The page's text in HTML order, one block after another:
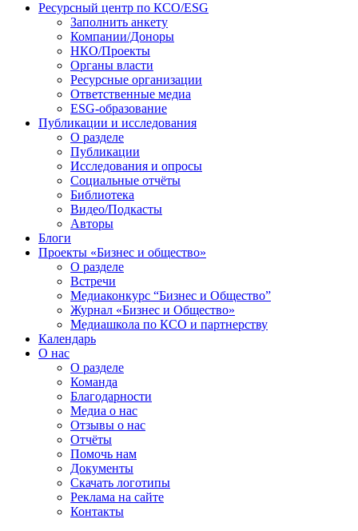
Ресурсный центр по КСО/ESG
Заполнить анкету
Компании/Доноры
НКО/Проекты
Органы власти
Ресурсные организации
Ответственные медиа
ESG-образование
Публикации и исследования
О разделе
Публикации
Исследования и опросы
Социальные отчёты
Библиотека
Видео/Подкасты
Авторы
Блоги
Проекты «Бизнес и общество»
О разделе
Встречи
Медиаконкурс “Бизнес и Общество”
Журнал «Бизнес и Общество»
Медиашкола по КСО и партнерству
Календарь
О нас
О разделе
Команда
Благодарности
Медиа о нас
Отзывы о нас
Отчёты
Помочь нам
Документы
Скачать логотипы
Реклама на сайте
Контакты